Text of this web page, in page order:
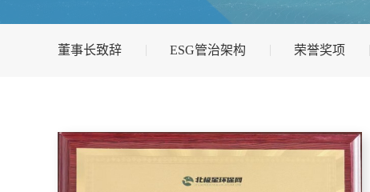
董事长致辞 ESG管治架构 荣誉奖项